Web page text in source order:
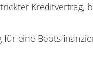
Kreditvertrag,
eine